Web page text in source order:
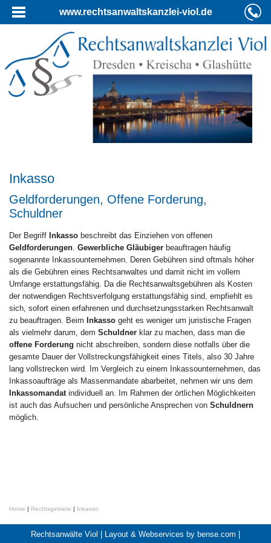
www.rechtsanwaltskanzlei-viol.de
Inkasso
Geldforderungen, Offene Forderung,
Schuldner
Der Begriff Inkasso beschreibt das Einziehen von offenen
Geldforderungen Gewerbliche Gläubiger beauftragen häufig
sogenannte Inkassounternehmen. Deren Gebühren sind oftmals höher
als die Gebühren eines Rechtsanwaltes und damit nicht im vollem
Umfange erstattungsfähig. Da die Rechtsanwaltsgebühren als Kosten
der notwendigen Rechtsverfolgung erstattungsfähig sind, empfiehlt es
sich, sofort einen erfahrenen und durchsetzungsstarken Rechtsanwalt
zu beauftragen. Beim Inkasso geht es weniger um juristische Fragen
als vielmehr darum, dem Schuldner klar zu machen, dass man die
offene Forderung nicht abschreiben, sondern diese notfalls über die
gesamte Dauer der Vollstreckungsfähigkeit eines Titels, also 30 Jahre
lang vollstrecken wird. Im Vergleich zu einem Inkassounternehmen, das
Inkassoaufträge als Massenmandate abarbeitet, nehmen wir uns dem
Inkassomandat individuell an. Im Rahmen der örtlichen Möglichkeiten
ist auch das Aufsuchen und persönliche Ansprechen von Schuldnern
möglich.
Home | Rechtsgebiete | Inkasso
Rechtsanwälte Viol | Layout & Webservices by bense.com |